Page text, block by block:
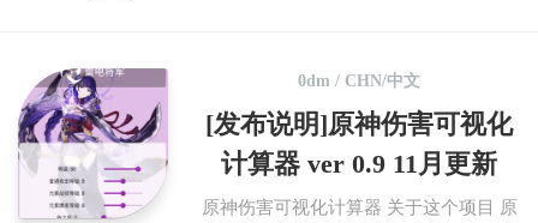
0dm / CHN/中文
[发布说明]原神伤害可视化
计算器 ver 0.9 11月更新
原神伤害可视化计算器 关于这个项目 原